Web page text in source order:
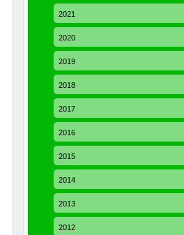
2021
2020
2019
2018
2017
2016
2015
2014
2013
2012